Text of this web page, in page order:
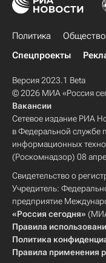
Политика Общество
Спецпроекты
Версия 2023.1 Beta
© 2026 МИА «Россия
Вакансии
Сетевое издание РИА
в Федеральной службе
информационных
(Роскомнадзор) 08
Свидетельство о
Учредитель:
предприятие
«Россия сегодня»
Правила
Политика
Правила применения